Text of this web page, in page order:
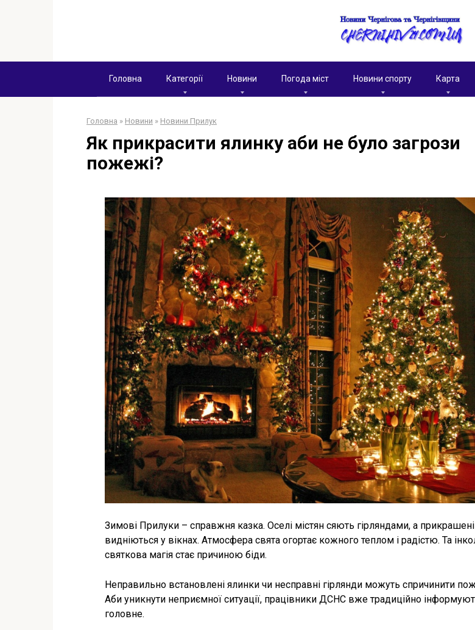
Головна Категорії Новини Погода міст Новини спорту Карта
Головна » Новини » Новини Прилук
Як прикрасити ялинку аби не було загрози
пожежі?
Зимові Прилуки – справжня казка. Оселі містян сяють гірляндами, а
видніються у вікнах. Атмосфера свята огортає кожного теплом і радістю. Та
святкова магія стає причиною біди.
Неправильно встановлені ялинки чи несправні гірлянди можуть спричинити
Аби уникнути неприємної ситуації, працівники ДСНС вже традиційно
головне.